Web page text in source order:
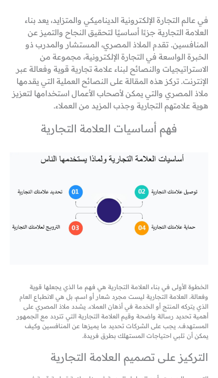
في عالم التجارة الإلكترونية الديناميكي والمتزايد، يعد بناء
العلامة التجارية جزءًا أساسيًا لتحقيق النجاح والتميز عن
المنافسين. تقدم الملاذ المصري، المستشار والمدرب ذو
الخبرة الواسعة في التجارة الإلكترونية، مجموعة من
الاستراتيجيات والنصائح لبناء علامة تجارية قوية وفعالة عبر
الإنترنت. تركز هذه المقالة على النصائح العملية التي يقدمها
ملاذ المصري والتي يمكن لأصحاب الأعمال استخدامها لتعزيز
هوية علامتهم التجارية وجذب المزيد من العملاء.
فهم أساسيات العلامة التجارية
الخطوة الأولى في بناء العلامة التجارية هي فهم ما الذي يجعلها قوية
وفعالة. العلامة التجارية ليست مجرد شعار أو اسم، بل هي الانطباع العام
الذي يتركه المنتج أو الخدمة في أذهان العملاء. يشدد ملاذ المصري على
أهمية تحديد رسالة واضحة وقيم العلامة التجارية التي تتردد مع الجمهور
المستهدف. يجب على الشركات تحديد ما يميزها عن المنافسين وكيف
يمكن أن تلبي احتياجات المستهلك بطرق فريدة.
التركيز على تصميم العلامة التجارية